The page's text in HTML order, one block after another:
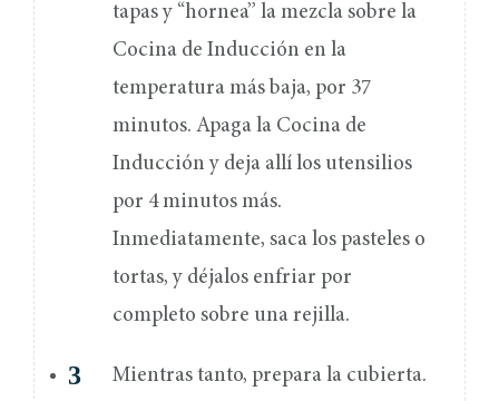
tapas y “hornea” la mezcla sobre la
Cocina de Inducción en la
temperatura más baja, por 37
minutos. Apaga la Cocina de
Inducción y deja allí los utensilios
por 4 minutos más.
Inmediatamente, saca los pasteles o
tortas, y déjalos enfriar por
completo sobre una rejilla.
Mientras tanto, prepara la cubierta.